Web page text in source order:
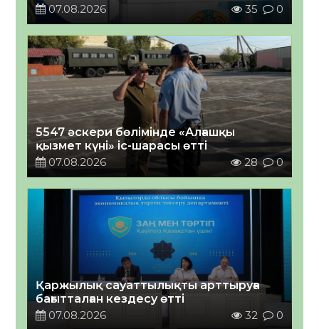
07.08.2026
35 0
5547 әскери бөлімінде «Алғашқы
қызмет күні» іс-шарасы өтті
07.08.2026
28 0
Қаржылық сауаттылықты арттыруға
бағытталған кездесу өтті
07.08.2026
32 0